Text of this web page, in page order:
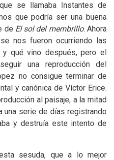
se llamaba Instantes de
que podría ser una buena
de El sol del membrillo. Ahora
nos fueron ocurriendo las
qué vino después, pero el
una reproducción del
no consigue terminar de
y canónica de Víctor Erice.
al paisaje, a la mitad
una serie de días registrando
y destruía este intento de
sesuda, que a lo mejor